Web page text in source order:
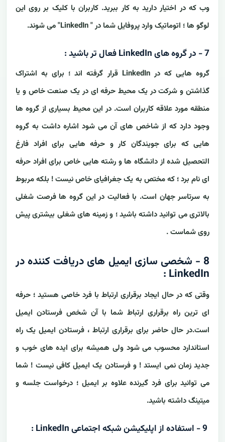
وب که در اختیار دارید به کار ببرید. کاربران با کلیک بر روی این
لوگو ها ؛ اتوماتیک وارد پروفایل شما در " LinkedIn" می شوند.
7 - در گروه های LinkedIn فعال تر باشید :
گروه هایی که در LinkedIn قرار گرفته اند ؛ برای به اشتراک
گذاشتن و شرکت در یک محیط حرفه ای در یک صنعت خاص و یا
منطقه مورد علاقه کاربران است. در این محیط بسیاری از گروه ها
وجود دارد که از شاخص های آن می شود اشاره داشت به گروه
هایی که برای جویندگان کار و حرفه هایی برای افراد فارغ
التحصیل شده از دانشگاه ها و رشته هایی خاص برای افراد حرفه
ای نام برد ؛ که مختص به یک جغرافیای خاص نیست ! بلکه مربوط
به سرتاسر جهان است. با فعالیت در این گروه ها فرصت شغلی
بالاتری می توانید داشته باشید ؛ و زمینه های شغلی بیشتری پیش
روی شماست .
8 - شخصی سازی ایمیل های دریافت کننده در
LinkedIn :
وقتی که در حال ایجاد برقراری ارتباط با فرد خاصی هستید ؛ حرفه
ای ترین راه برقراری ارتباط شما با آن شخص فرستادن ایمیل
است.در حال حاضر برای برقراری ارتباط ، فرستادن ایمیل یک راه
استاندارد محسوب می شود ولی همیشه برای ایده های خوب و
جدید زمان نمی ایستد ! و فرستادن یک ایمیل کافی نیست ! شما
می توانید برای فرد گیرنده علاوه بر ایمیل ؛ درخواست جلسه و
میتینگ داشته باشید.